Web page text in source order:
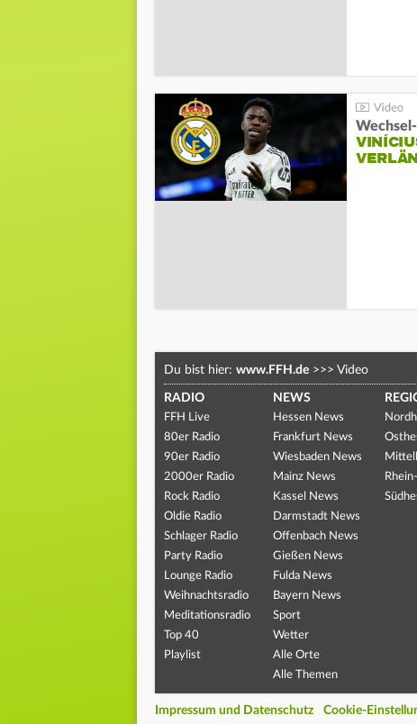
Du bist hier: www.FFH.de >>> Video
RADIO
FFH Live
80er Radio
90er Radio
2000er Radio
Rock Radio
Oldie Radio
Schlager Radio
Party Radio
Lounge Radio
Weihnachtsradio
Meditationsradio
Top 40
Playlist
NEWS
Hessen News
Frankfurt News
Wiesbaden News
Mainz News
Kassel News
Darmstadt News
Offenbach News
Gießen News
Fulda News
Bayern News
Sport
Wetter
Alle Orte
Alle Themen
Impressum und Datenschutz Cookie-